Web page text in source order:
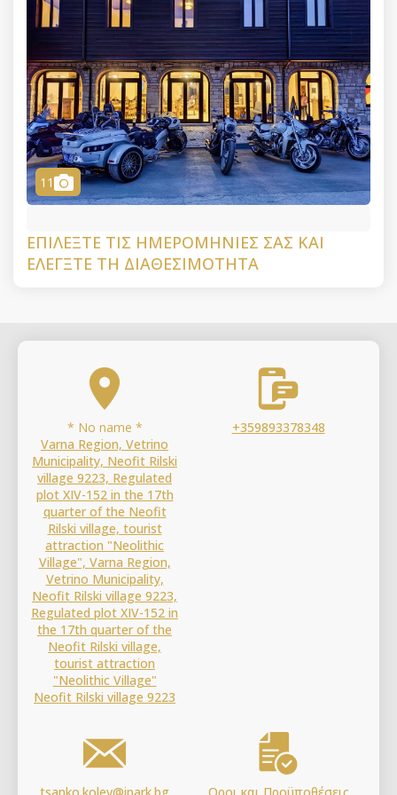
11camera
ΕΠΙΛΈΞΤΕ ΤΙΣ ΗΜΕΡΟΜΗΝΊΕΣ ΣΑΣ ΚΑΙ
ΕΛΈΓΞΤΕ ΤΗ ΔΙΑΘΕΣΙΜΌΤΗΤΑ
* No name *
Varna Region, Vetrino
Municipality, Neofit Rilski
village 9223, Regulated
plot XIV-152 in the 17th
quarter of the Neofit
Rilski village, tourist
attraction "Neolithic
Village", Varna Region,
Vetrino Municipality,
Neofit Rilski village 9223,
Regulated plot XIV-152 in
the 17th quarter of the
Neofit Rilski village,
tourist attraction
"Neolithic Village"
Neofit Rilski village 9223
+359893378348